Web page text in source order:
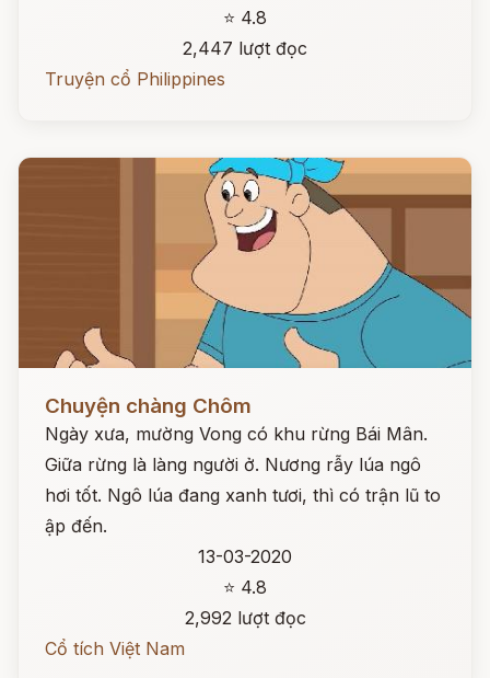
⭐ 4.8
2,447 lượt đọc
Truyện cổ Philippines
Chuyện chàng Chôm
Ngày xưa, mường Vong có khu rừng Bái Mân.
Giữa rừng là làng người ở. Nương rẫy lúa ngô
hơi tốt. Ngô lúa đang xanh tươi, thì có trận lũ to
ập đến.
13-03-2020
⭐ 4.8
2,992 lượt đọc
Cổ tích Việt Nam